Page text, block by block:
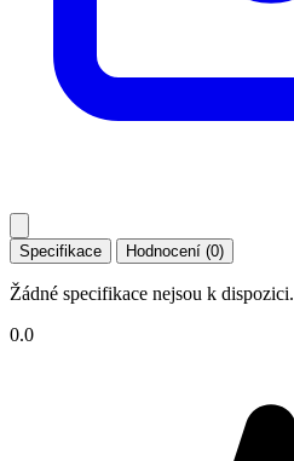
Specifikace Hodnocení (0)
Žádné specifikace nejsou k dispozici.
0.0